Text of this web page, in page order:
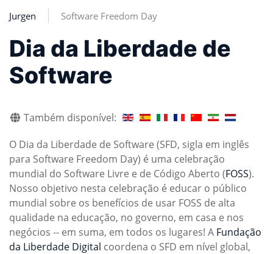
Jurgen Software Freedom Day
Dia da Liberdade de
Software
Também disponível:
O Dia da Liberdade de Software (SFD, sigla em inglês
para Software Freedom Day) é uma celebração
mundial do Software Livre e de Código Aberto (FOSS).
Nosso objetivo nesta celebração é educar o público
mundial sobre os benefícios de usar FOSS de alta
qualidade na educação, no governo, em casa e nos
negócios -- em suma, em todos os lugares! A Fundação
da Liberdade Digital coordena o SFD em nível global,